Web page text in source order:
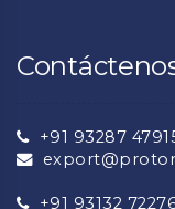
+91 93287
+91 93132